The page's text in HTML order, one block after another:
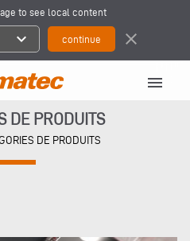
to see local content
expand_more close
menu
DE PRODUITS
DE PRODUITS